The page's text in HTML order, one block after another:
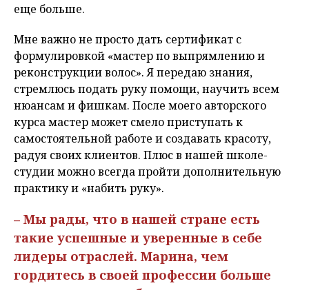
еще больше.
Мне важно не просто дать сертификат с
формулировкой «мастер по выпрямлению и
реконструкции волос». Я передаю знания,
стремлюсь подать руку помощи, научить всем
нюансам и фишкам. После моего авторского
курса мастер может смело приступать к
самостоятельной работе и создавать красоту,
радуя своих клиентов. Плюс в нашей школе-
студии можно всегда пройти дополнительную
практику и «набить руку».
– Мы рады, что в нашей стране есть
такие успешные и уверенные в себе
лидеры отраслей. Марина, чем
гордитесь в своей профессии больше